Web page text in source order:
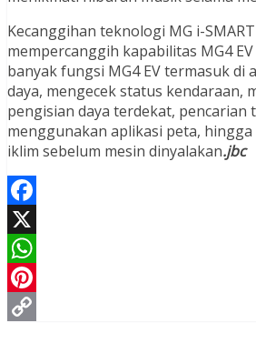
Kecanggihan teknologi MG i-
mempercanggih kapabilitas MG4
banyak fungsi MG4 EV termasuk di
daya, mengecek status kendaraan,
pengisian daya terdekat, pencarian
menggunakan aplikasi peta,
iklim sebelum mesin dinyalakan.jbc
Facebook
X
WhatsApp
Pinterest